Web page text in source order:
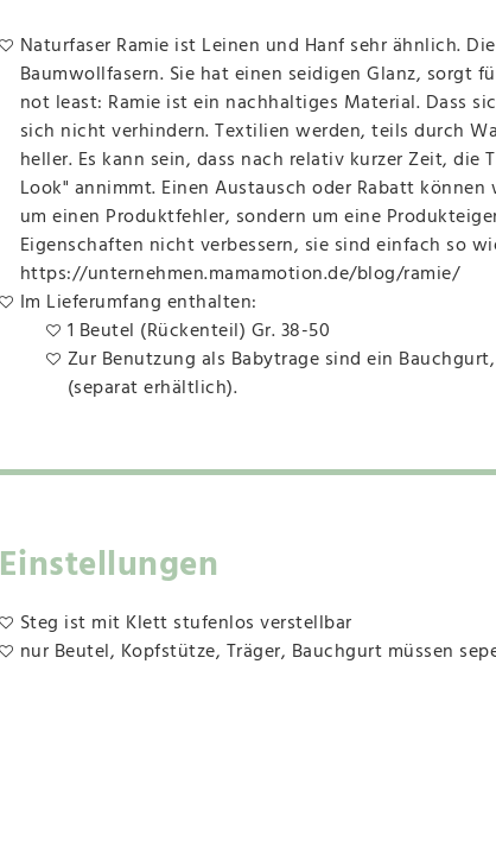
Naturfaser Ramie ist Leinen und Hanf sehr ähnlich.
Baumwollfasern. Sie hat einen seidigen Glanz, sorgt
not least: Ramie ist ein nachhaltiges Material. Dass
sich nicht verhindern. Textilien werden, teils durch
heller. Es kann sein, dass nach relativ kurzer Zeit,
Look" annimmt. Einen Austausch oder Rabatt
um einen Produktfehler, sondern um eine
Eigenschaften nicht verbessern, sie sind einfach so
https://unternehmen.mamamotion.de/blog/ramie/
Im Lieferumfang enthalten:
1 Beutel (Rückenteil) Gr. 38-50
Zur Benutzung als Babytrage sind ein
(separat erhältlich).
Einstellungen
Steg ist mit Klett stufenlos verstellbar
nur Beutel, Kopfstütze, Träger, Bauchgurt müssen